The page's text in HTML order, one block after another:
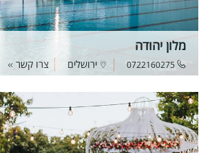
מלון יהודה
0722160275 ירושלים צרו קשר